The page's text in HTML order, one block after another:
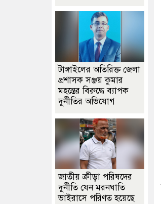
টাঙ্গাইলের অতিরিক্ত জেলা
প্রশাসক সঞ্জয় কুমার
মহন্তের বিরুদ্ধে ব্যাপক
দুর্নীতির অভিযোগ
জাতীয় ক্রীড়া পরিষদের
দুর্নীতি যেন মরনঘাতি
ভাইরাসে পরিণত হয়েছে